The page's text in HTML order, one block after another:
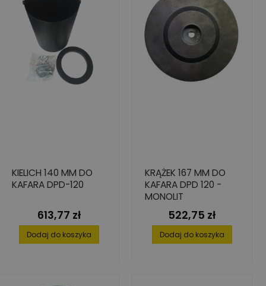
KIELICH 140 MM DO
KAFARA DPD-120
Cena
613,77 zł
Dodaj do koszyka
KRĄŻEK 167 MM DO
KAFARA DPD 120 -
MONOLIT
Cena
522,75 zł
Dodaj do koszyka